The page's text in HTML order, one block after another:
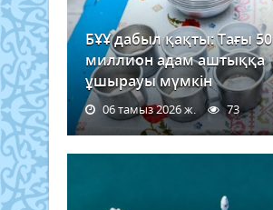
БҰҰ дабыл қақты: Тағы 50
миллион адам аштыққа
ұшырауы мүмкін
06 тамыз 2026 ж. 73